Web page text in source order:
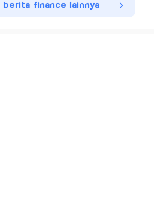
berita finance lainnya